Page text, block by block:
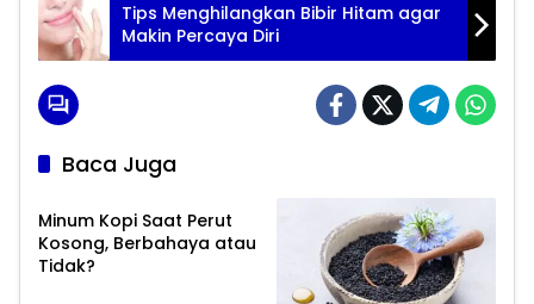
Tips Menghilangkan Bibir Hitam agar
Makin Percaya Diri
Baca Juga
Minum Kopi Saat Perut
Kosong, Berbahaya atau
Tidak?